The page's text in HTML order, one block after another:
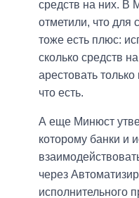
средств на них. В
отметили, что для
тоже есть плюс:
сколько средств
арестовать
что есть.
А еще Минюст
которому банки и
через
исполнительного